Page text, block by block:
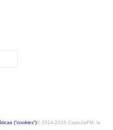
(“cookies”)© 2014-2026 CapicúaFM, la